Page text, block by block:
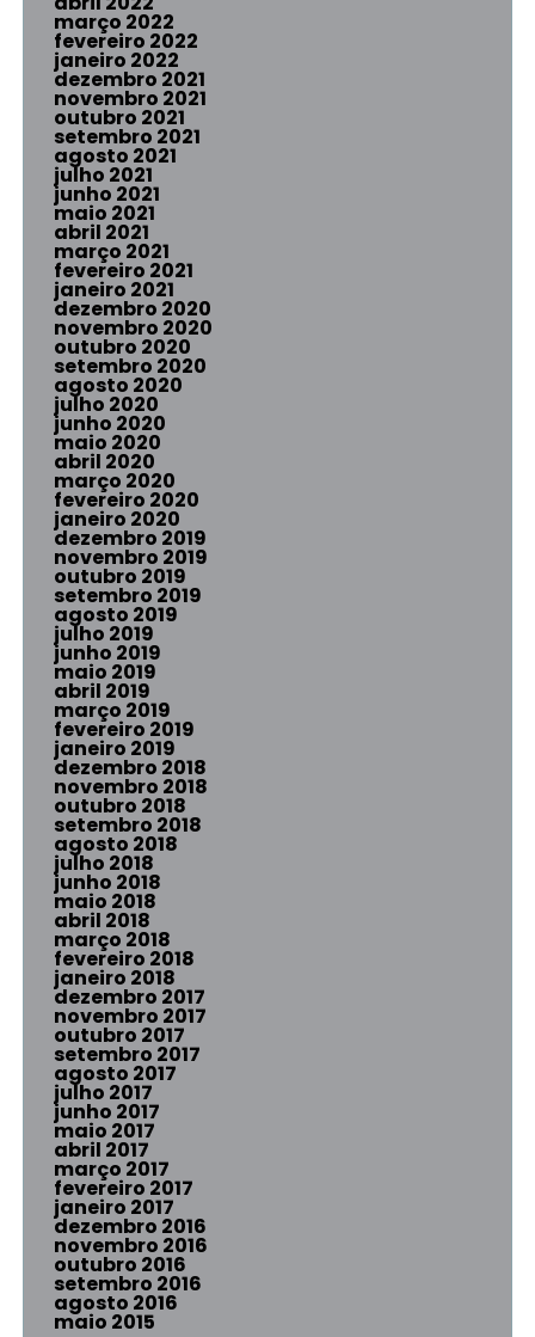
março 2022
fevereiro 2022
janeiro 2022
dezembro 2021
novembro 2021
outubro 2021
setembro 2021
agosto 2021
julho 2021
junho 2021
maio 2021
abril 2021
março 2021
fevereiro 2021
janeiro 2021
dezembro 2020
novembro 2020
outubro 2020
setembro 2020
agosto 2020
julho 2020
junho 2020
maio 2020
abril 2020
março 2020
fevereiro 2020
janeiro 2020
dezembro 2019
novembro 2019
outubro 2019
setembro 2019
agosto 2019
julho 2019
junho 2019
maio 2019
abril 2019
março 2019
fevereiro 2019
janeiro 2019
dezembro 2018
novembro 2018
outubro 2018
setembro 2018
agosto 2018
julho 2018
junho 2018
maio 2018
abril 2018
março 2018
fevereiro 2018
janeiro 2018
dezembro 2017
novembro 2017
outubro 2017
setembro 2017
agosto 2017
julho 2017
junho 2017
maio 2017
abril 2017
março 2017
fevereiro 2017
janeiro 2017
dezembro 2016
novembro 2016
outubro 2016
setembro 2016
agosto 2016
maio 2015